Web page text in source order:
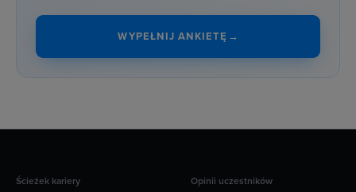
WYPEŁNIJ ANKIETĘ →
Ścieżek kariery Opinii uczestników